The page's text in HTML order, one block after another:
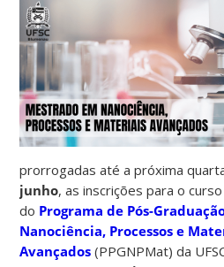
prorrogadas até a próxima
junho, as inscrições para o
do Programa de Pós-
Nanociência, Processos e
Avançados (PPGNPMat) da